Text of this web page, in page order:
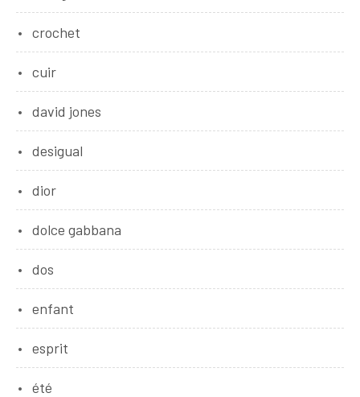
crochet
cuir
david jones
desigual
dior
dolce gabbana
dos
enfant
esprit
été